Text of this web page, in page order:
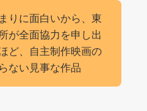
りに面白いから、東
が全面協力を申し出
ど、自主制作映画の
ない見事な作品